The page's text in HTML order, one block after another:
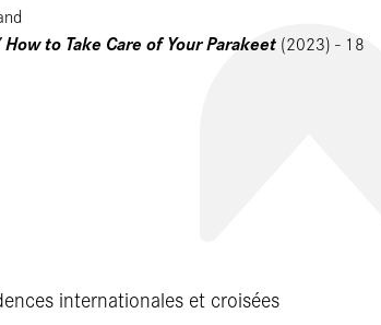
to Take Care of Your Parakeet (2023) - 18
internationales et croisées